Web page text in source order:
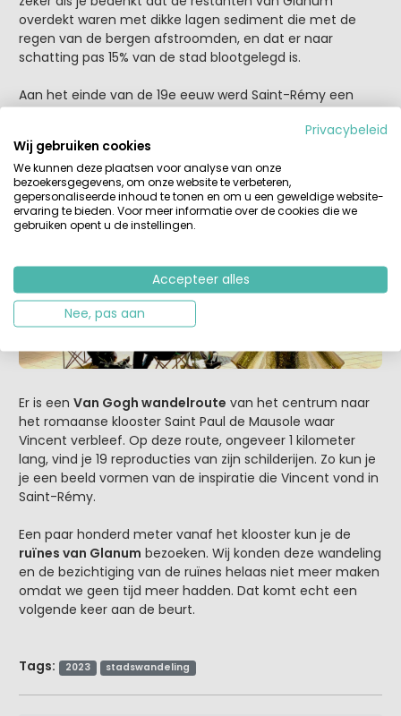
overdekt waren met dikke lagen sediment die met de
regen van de bergen afstroomden, en dat er naar
schatting pas 15% van de stad blootgelegd is.
Aan het einde van de 19e eeuw werd Saint-Rémy een
kunstenaarsdorp waarVincent van Gogheen jaar in het
psychiatrisch ziekenhuis van Saint Paul de Mausole
verbleef. Hij schilderde in Saint-Rémy zo’n 150 werken,
waaronder het beroemde Korenveld met maaier en de
Amandelbloesem.
Er is een Van Gogh wandelroute van het centrum naar
het romaanse klooster Saint Paul de Mausole waar
Vincent verbleef. Op deze route, ongeveer 1 kilometer
lang, vind je 19 reproducties van zijn schilderijen. Zo kun je
je een beeld vormen van de inspiratie die Vincent vond in
Saint-Rémy.
Een paar honderd meter vanaf het klooster kun je de
ruïnes van Glanum bezoeken. Wij konden deze wandeling
en de bezichtiging van de ruïnes helaas niet meer maken
omdat we geen tijd meer hadden. Dat komt echt een
volgende keer aan de beurt.
Tags: 2023 stadswandeling
Privacybeleid
Wij gebruiken cookies
We kunnen deze plaatsen voor analyse van onze
bezoekersgegevens, om onze website te verbeteren,
gepersonaliseerde inhoud te tonen en om u een geweldige website-
ervaring te bieden. Voor meer informatie over de cookies die we
gebruiken opent u de instellingen.
Accepteer alles
Nee, pas aan